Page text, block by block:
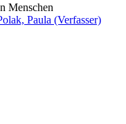
Menschen
Paula (Verfasser)